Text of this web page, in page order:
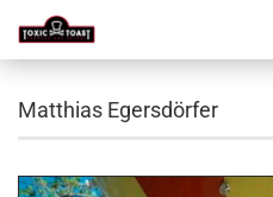
Matthias Egersdörfer